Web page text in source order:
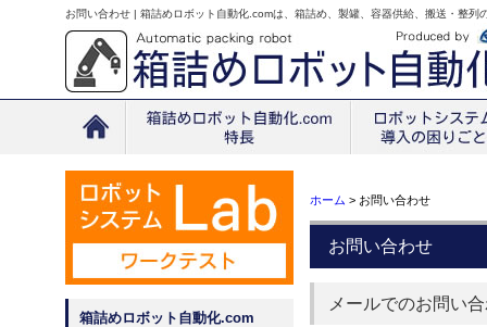
お問い合わせ | 箱詰めロボット自動化.comは、箱詰め、製罐、容器供給、搬送・整列
ホーム > お問い合わせ
お問い合わせ
メールでのお問い
箱詰めロボット自動化.com